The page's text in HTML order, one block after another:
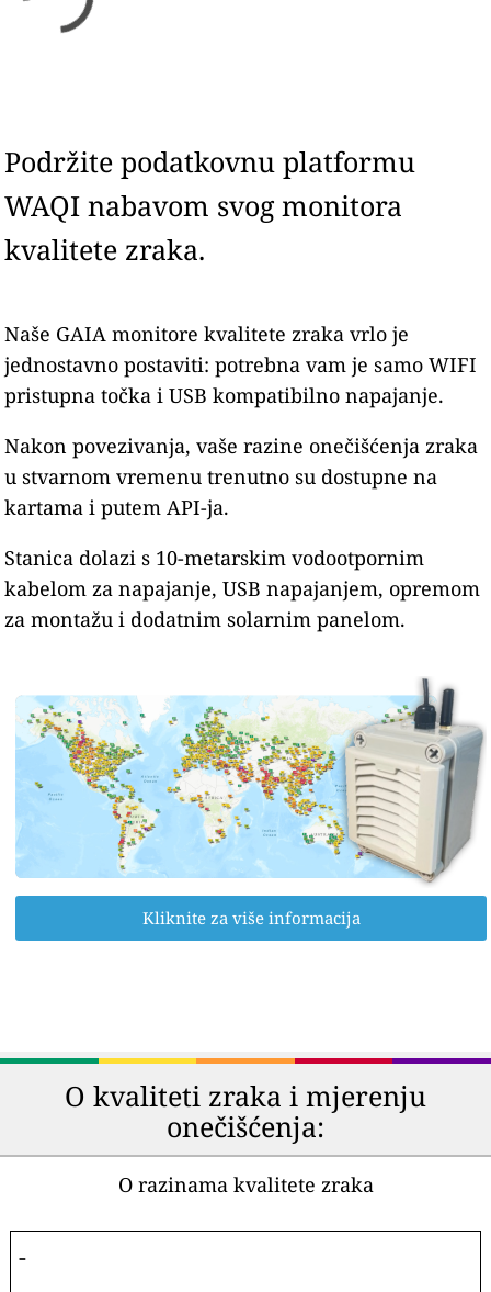
Podržite podatkovnu platformu
WAQI nabavom svog monitora
kvalitete zraka.
Naše GAIA monitore kvalitete zraka vrlo je
jednostavno postaviti: potrebna vam je samo WIFI
pristupna točka i USB kompatibilno napajanje.
Nakon povezivanja, vaše razine onečišćenja zraka
u stvarnom vremenu trenutno su dostupne na
kartama i putem API-ja.
Stanica dolazi s 10-metarskim vodootpornim
kabelom za napajanje, USB napajanjem, opremom
za montažu i dodatnim solarnim panelom.
Kliknite za više informacija
O kvaliteti zraka i mjerenju
onečišćenja:
O razinama kvalitete zraka
-